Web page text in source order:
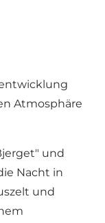
Atmosphäre
und
Nacht in
und